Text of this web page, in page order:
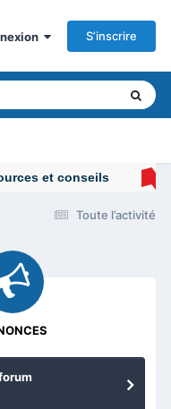
S’inscrire
Toute l’activité